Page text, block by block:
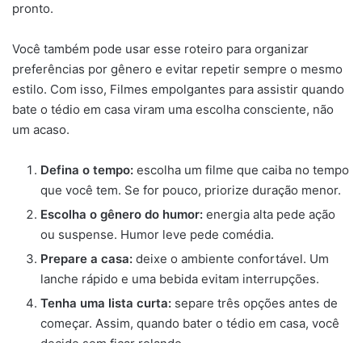
pronto.
Você também pode usar esse roteiro para organizar
preferências por gênero e evitar repetir sempre o mesmo
estilo. Com isso, Filmes empolgantes para assistir quando
bate o tédio em casa viram uma escolha consciente, não
um acaso.
Defina o tempo: escolha um filme que caiba no tempo
que você tem. Se for pouco, priorize duração menor.
Escolha o gênero do humor: energia alta pede ação
ou suspense. Humor leve pede comédia.
Prepare a casa: deixe o ambiente confortável. Um
lanche rápido e uma bebida evitam interrupções.
Tenha uma lista curta: separe três opções antes de
começar. Assim, quando bater o tédio em casa, você